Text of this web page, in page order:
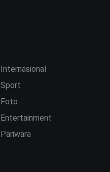
Internasional
Sport
Foto
Entertainment
Pariwara